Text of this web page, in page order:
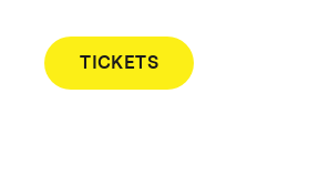
TICKETS